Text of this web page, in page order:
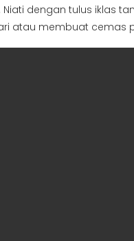
dengan tulus iklas
atau membuat cemas